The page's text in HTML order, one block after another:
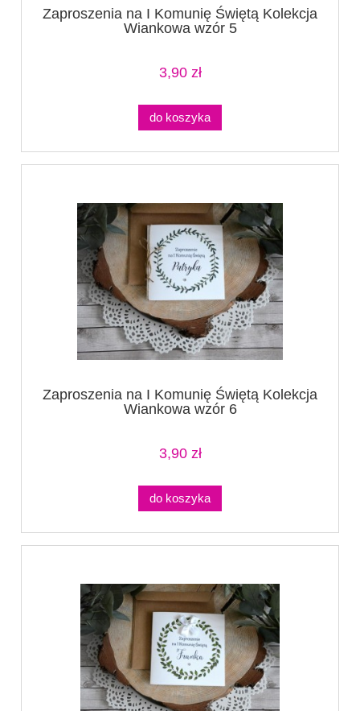
Zaproszenia na I Komunię Świętą Kolekcja
Wiankowa wzór 5
3,90 zł
do koszyka
Zaproszenia na I Komunię Świętą Kolekcja
Wiankowa wzór 6
3,90 zł
do koszyka